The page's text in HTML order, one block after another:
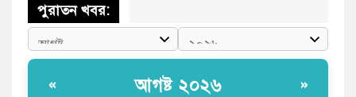
পুরাতন খবর:
« আগষ্ট ২০২৬ »